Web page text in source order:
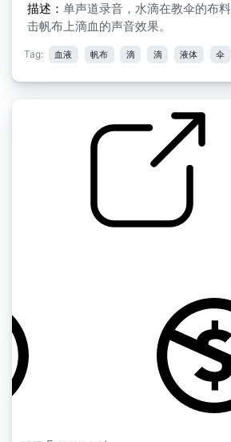
描述： 单声道录音，水滴在教伞的布
击帆布上滴血的声音效果。
Tag: 血液 帆布 滴 滴 液体 伞